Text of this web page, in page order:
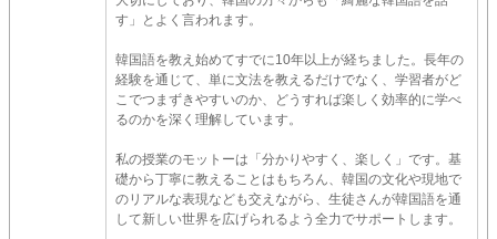
す」とよく言われます。
韓国語を教え始めてすでに10年以上が経ちました。長年の
経験を通じて、単に文法を教えるだけでなく、学習者がど
こでつまずきやすいのか、どうすれば楽しく効率的に学べ
るのかを深く理解しています。
私の授業のモットーは「分かりやすく、楽しく」です。基
礎から丁寧に教えることはもちろん、韓国の文化や現地で
のリアルな表現なども交えながら、生徒さんが韓国語を通
して新しい世界を広げられるよう全力でサポートします。